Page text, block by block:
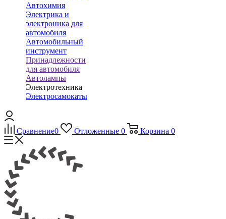
Автохимия
Электрика и
электроника для
автомобиля
Автомобильный
инструмент
Принадлежности
для автомобиля
Автолампы
Электротехника
Электросамокаты
Сравнение0 Отложенные 0 Корзина 0